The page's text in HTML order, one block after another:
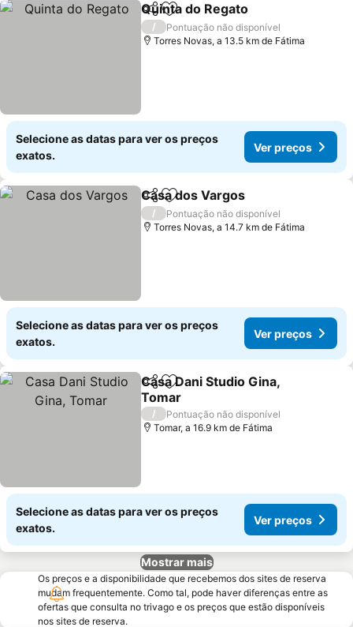
PartilharAdicionar aos favoritos
Quinta do Regato
/
Pontuação não disponível
Torres Novas, a 13.5 km de Fátima
Selecione as datas para ver os preços
exatos.
Ver preços
PartilharAdicionar aos favoritos
Casa dos Vargos
/
Pontuação não disponível
Torres Novas, a 14.7 km de Fátima
Selecione as datas para ver os preços
exatos.
Ver preços
PartilharAdicionar aos favoritos
Casa Dani Studio Gina,
Tomar
Ver preços
/
Pontuação não disponível
Tomar, a 16.9 km de Fátima
Selecione as datas para ver os preços
exatos.
Ver preços
Mostrar mais
Os preços e a disponibilidade que recebemos dos sites de reserva
mudam frequentemente. Como tal, pode haver diferenças entre as
ofertas que consulta no trivago e os preços que estão disponíveis
nos sites de reserva.